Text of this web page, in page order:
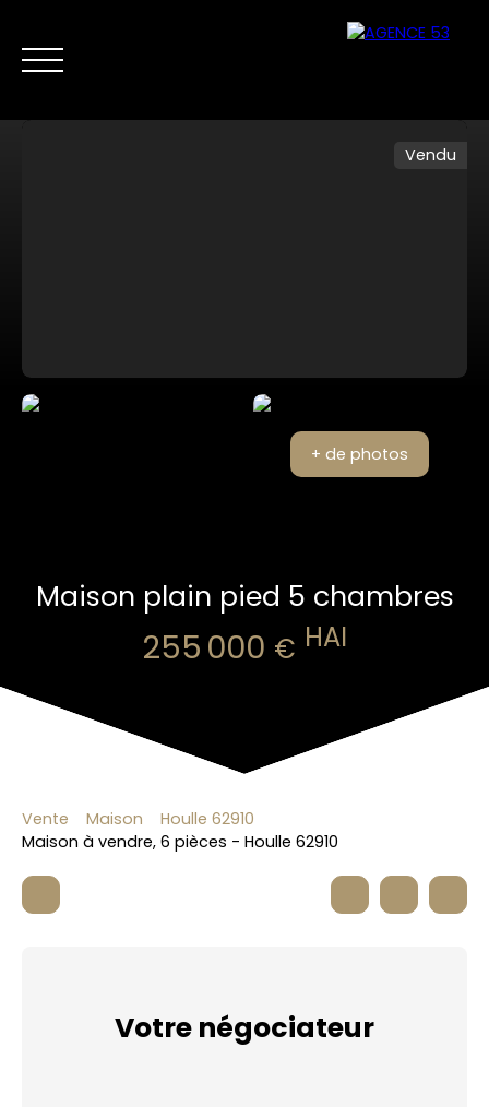
Nous
Estimer mon
Vendu
+ de photos
Maison plain pied 5 chambres
255 000 € HAI
Vente Maison
Houlle 62910
Maison à vendre, 6 pièces - Houlle 62910
Votre négociateur